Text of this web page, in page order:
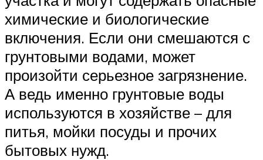
химические и биологические
включения. Если они смешаются с
грунтовыми водами, может
произойти серьезное загрязнение.
А ведь именно грунтовые воды
используются в хозяйстве – для
питья, мойки посуды и прочих
бытовых нужд.